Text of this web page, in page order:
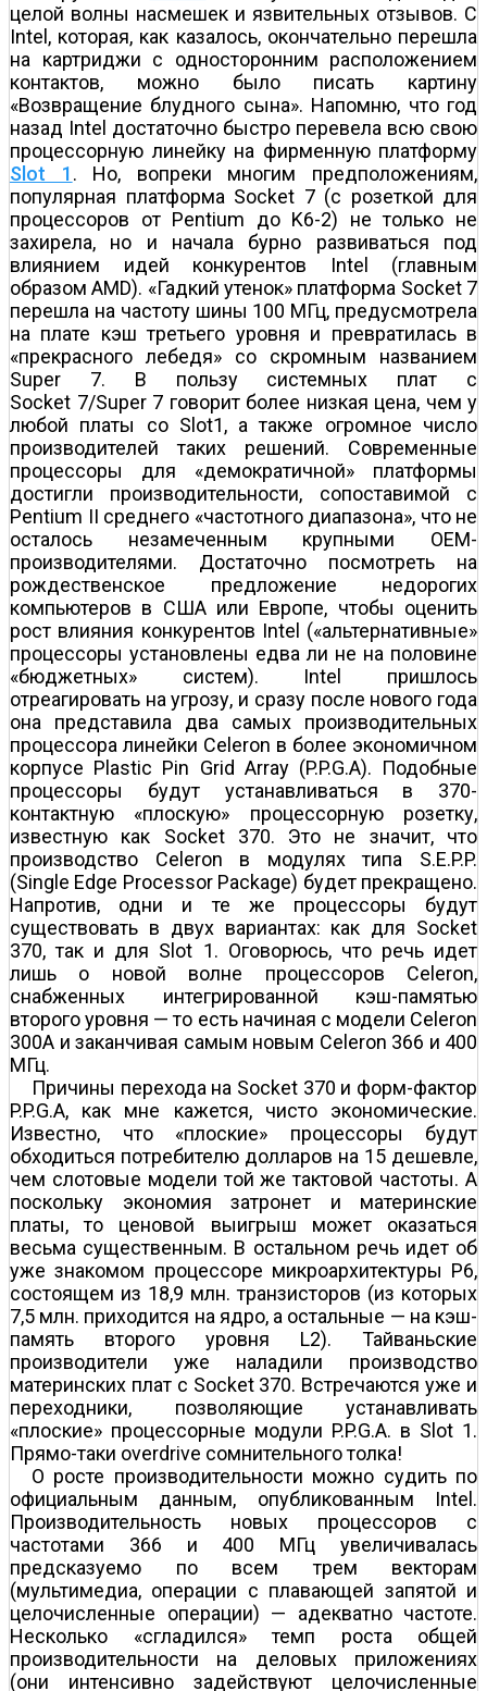
целой волны насмешек и язвительных отзывов. С
Intel, которая, как казалось, окончательно перешла
на картриджи с односторонним расположением
контактов, можно было писать картину
«Возвращение блудного сына». Напомню, что год
назад Intel достаточно быстро перевела всю свою
процессорную линейку на фирменную платформу
Slot 1. Но, вопреки многим предположениям,
популярная платформа Socket 7 (c розеткой для
процессоров от Pentium до K6-2) не только не
захирела, но и начала бурно развиваться под
влиянием идей конкурентов Intel (главным
образом AMD). «Гадкий утенок» платформа Socket 7
перешла на частоту шины 100 МГц, предусмотрела
на плате кэш третьего уровня и превратилась в
«прекрасного лебедя» со скромным названием
Super 7. В пользу системных плат с
Socket 7/Super 7 говорит более низкая цена, чем у
любой платы со Slot1, а также огромное число
производителей таких решений. Современные
процессоры для «демократичной» платформы
достигли производительности, сопоставимой с
Pentium II среднего «частотного диапазона», что не
осталось незамеченным крупными OEM-
производителями. Достаточно посмотреть на
рождественское предложение недорогих
компьютеров в США или Европе, чтобы оценить
рост влияния конкурентов Intel («альтернативные»
процессоры установлены едва ли не на половине
«бюджетных» систем). Intel пришлось
отреагировать на угрозу, и сразу после нового года
она представила два самых производительных
процессора линейки Celeron в более экономичном
корпусе Plastic Pin Grid Array (P.P.G.A). Подобные
процессоры будут устанавливаться в 370-
контактную «плоскую» процессорную розетку,
известную как Socket 370. Это не значит, что
производство Celeron в модулях типа S.E.P.P.
(Single Edge Processor Package) будет прекращено.
Напротив, одни и те же процессоры будут
существовать в двух вариантах: как для Socket
370, так и для Slot 1. Оговорюсь, что речь идет
лишь о новой волне процессоров Celeron,
снабженных интегрированной кэш-памятью
второго уровня — то есть начиная с модели Celeron
300A и заканчивая самым новым Celeron 366 и 400
МГц.
Причины перехода на Socket 370 и форм-фактор
P.P.G.A, как мне кажется, чисто экономические.
Известно, что «плоские» процессоры будут
обходиться потребителю долларов на 15 дешевле,
чем слотовые модели той же тактовой частоты. А
поскольку экономия затронет и материнские
платы, то ценовой выигрыш может оказаться
весьма существенным. В остальном речь идет об
уже знакомом процессоре микроархитектуры P6,
состоящем из 18,9 млн. транзисторов (из которых
7,5 млн. приходится на ядро, а остальные — на кэш-
память второго уровня L2). Тайваньские
производители уже наладили производство
материнских плат с Socket 370. Встречаются уже и
переходники, позволяющие устанавливать
«плоские» процессорные модули P.P.G.A. в Slot 1.
Прямо-таки overdrivе сомнительного толка!
О росте производительности можно судить по
официальным данным, опубликованным Intel.
Производительность новых процессоров с
частотами 366 и 400 МГц увеличивалась
предсказуемо по всем трем векторам
(мультимедиа, операции с плавающей запятой и
целочисленные операции) — адекватно частоте.
Несколько «сгладился» темп роста общей
производительности на деловых приложениях
(они интенсивно задействуют целочисленные